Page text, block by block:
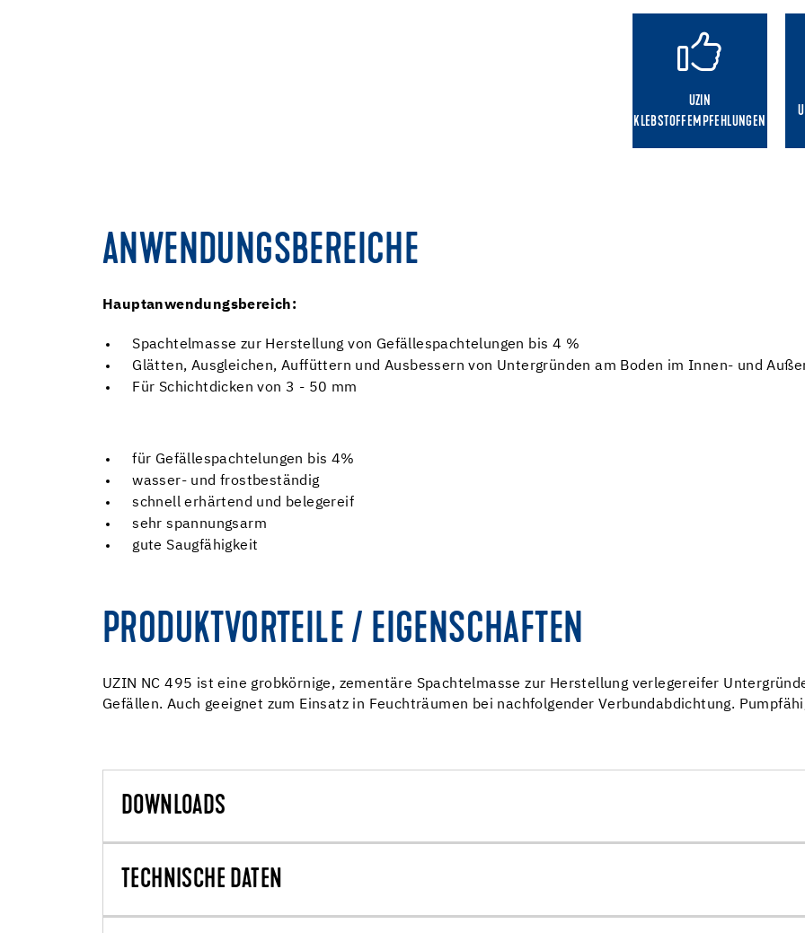
UZIN
KLEBSTOFFEMPFEHLUNGEN
ANWENDUNGSBEREICHE
Hauptanwendungsbereich:
Spachtelmasse zur Herstellung von Gefällespachtelungen bis 4 %
Glätten, Ausgleichen, Auffüttern und Ausbessern von Untergründen am Boden im Innen- und
Für Schichtdicken von 3 - 50 mm
für Gefällespachtelungen bis 4%
wasser- und frostbeständig
schnell erhärtend und belegereif
sehr spannungsarm
gute Saugfähigkeit
PRODUKTVORTEILE / EIGENSCHAFTEN
UZIN NC 495 ist eine grobkörnige, zementäre Spachtelmasse zur Herstellung verlegereifer
Gefällen. Auch geeignet zum Einsatz in Feuchträumen bei nachfolgender Verbundabdichtung.
DOWNLOADS
TECHNISCHE DATEN